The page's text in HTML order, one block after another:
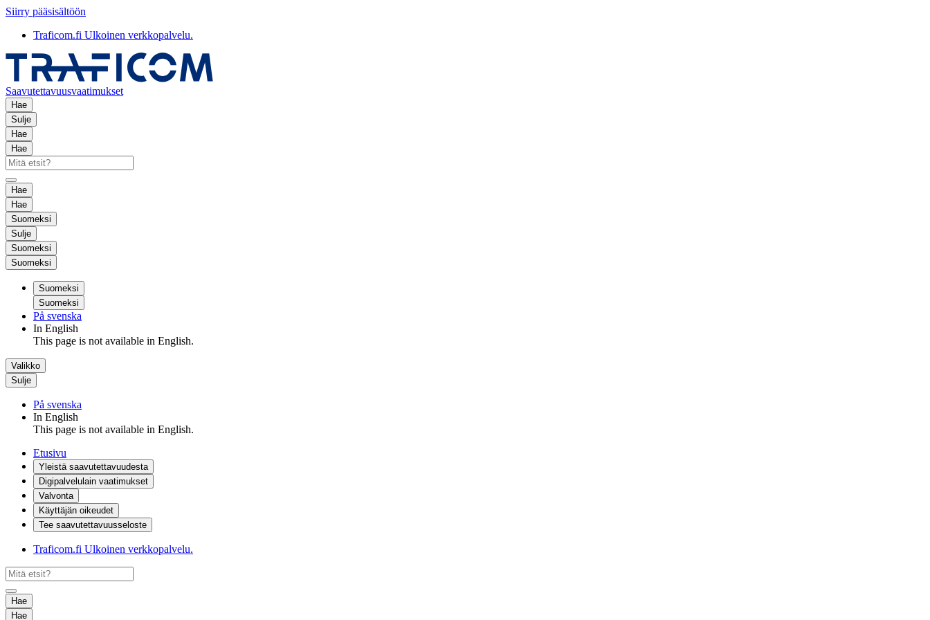
Siirry pääsisältöön
Traficom.fi Ulkoinen verkkopalvelu.
Saavutettavuusvaatimukset
Hae
Sulje
Hae
Hae
Hae
Hae
Suomeksi
Sulje
Suomeksi
Suomeksi
Suomeksi
Suomeksi
På svenska
In English
This page is not available in English.
Valikko
Sulje
På svenska
In English
This page is not available in English.
Etusivu
Yleistä saavutettavuudesta
Digipalvelulain vaatimukset
Valvonta
Käyttäjän oikeudet
Tee saavutettavuusseloste
Traficom.fi Ulkoinen verkkopalvelu.
Hae
Hae